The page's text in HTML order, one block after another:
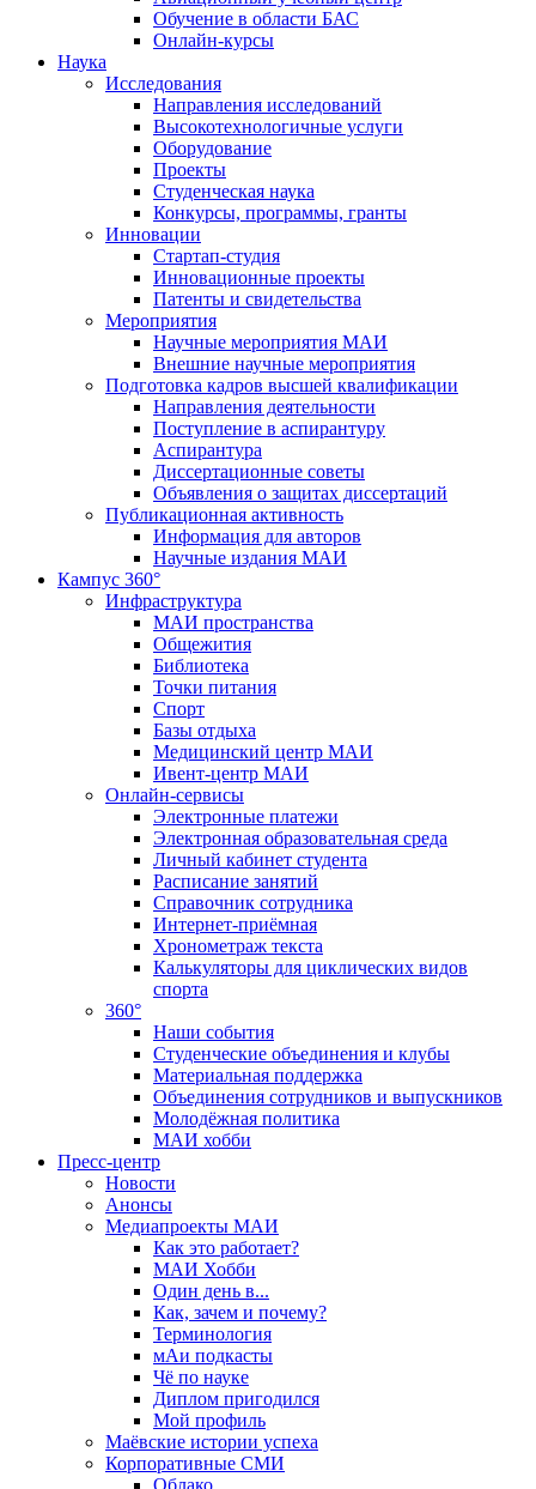
Обучение в области БАС
Онлайн-курсы
Наука
Исследования
Направления исследований
Высокотехнологичные услуги
Оборудование
Проекты
Студенческая наука
Конкурсы, программы, гранты
Инновации
Стартап-студия
Инновационные проекты
Патенты и свидетельства
Мероприятия
Научные мероприятия МАИ
Внешние научные мероприятия
Подготовка кадров высшей квалификации
Направления деятельности
Поступление в аспирантуру
Аспирантура
Диссертационные советы
Объявления о защитах диссертаций
Публикационная активность
Информация для авторов
Научные издания МАИ
Кампус 360°
Инфраструктура
МАИ пространства
Общежития
Библиотека
Точки питания
Спорт
Базы отдыха
Медицинский центр МАИ
Ивент-центр МАИ
Онлайн-сервисы
Электронные платежи
Электронная образовательная среда
Личный кабинет студента
Расписание занятий
Справочник сотрудника
Интернет-приёмная
Хронометраж текста
Калькуляторы для циклических видов
спорта
360°
Наши события
Студенческие объединения и клубы
Материальная поддержка
Объединения сотрудников и выпускников
Молодёжная политика
МАИ хобби
Пресс-центр
Новости
Анонсы
Медиапроекты МАИ
Как это работает?
МАИ Хобби
Один день в...
Как, зачем и почему?
Терминология
мАи подкасты
Чё по науке
Диплом пригодился
Мой профиль
Маёвские истории успеха
Корпоративные СМИ